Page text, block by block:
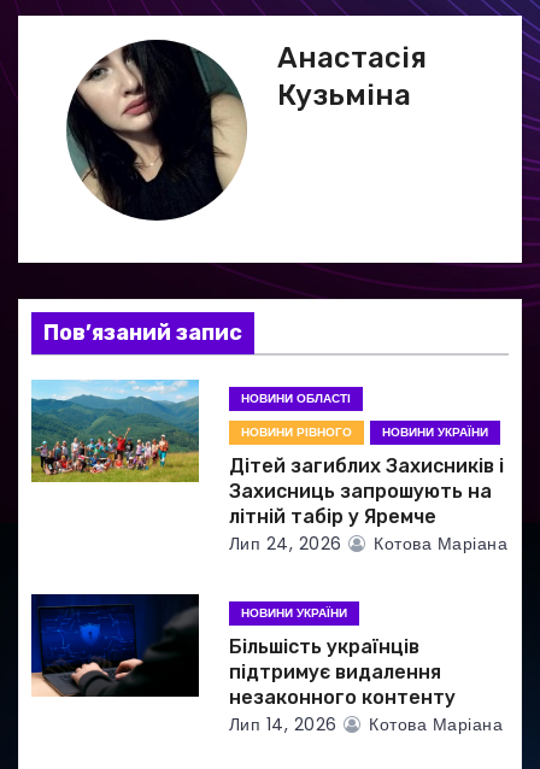
г
а
п
и
с
в
Анастасія
Кузьміна
Пов’язаний запис
НОВИНИ ОБЛАСТІ
НОВИНИ РІВНОГО
НОВИНИ УКРАЇНИ
Дітей загиблих Захисників і
Захисниць запрошують на
літній табір у Яремче
Лип 24, 2026 Котова Маріана
НОВИНИ УКРАЇНИ
Більшість українців
підтримує видалення
незаконного контенту
Лип 14, 2026 Котова Маріана